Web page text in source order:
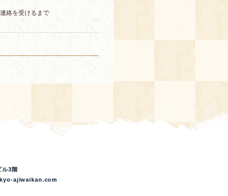
絡を受けるまで
ル3階
ajiwaikan.com